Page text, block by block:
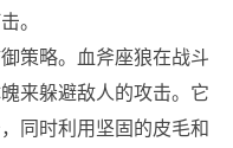
。
策略。血斧座狼在战斗
来躲避敌人的攻击。它
同时利用坚固的皮毛和